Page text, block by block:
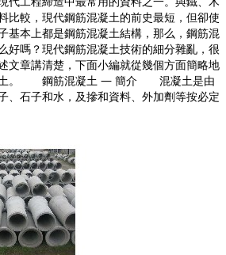
比較，現代鋼筋混凝土的前史最短，但卻使
基本上都是鋼筋混凝土結構，那么，鋼筋混
好嗎？現代鋼筋混凝土技術的細分雜亂，很
文章講清楚，下面小編就從幾個方面簡略地
土。 鋼筋混凝土 — 簡介 混凝土是由
、石子和水，及摻和資料、外加劑等按必定